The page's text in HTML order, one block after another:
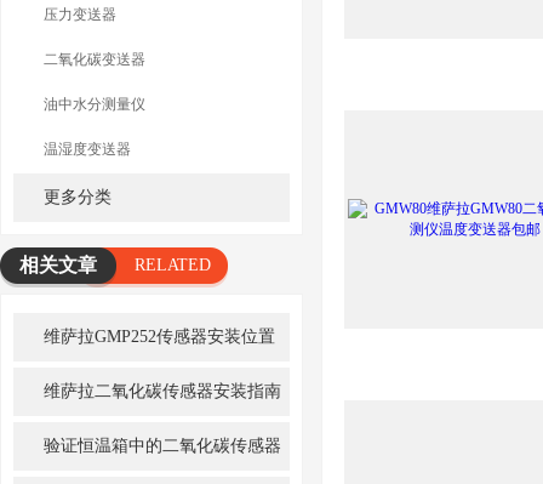
压力变送器
二氧化碳变送器
油中水分测量仪
温湿度变送器
更多分类
相关文章
RELATED
维萨拉GMP252传感器安装位置
选择（核心要点）
维萨拉二氧化碳传感器安装指南
验证恒温箱中的二氧化碳传感器